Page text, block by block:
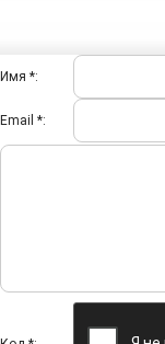
Имя *:
Email *: